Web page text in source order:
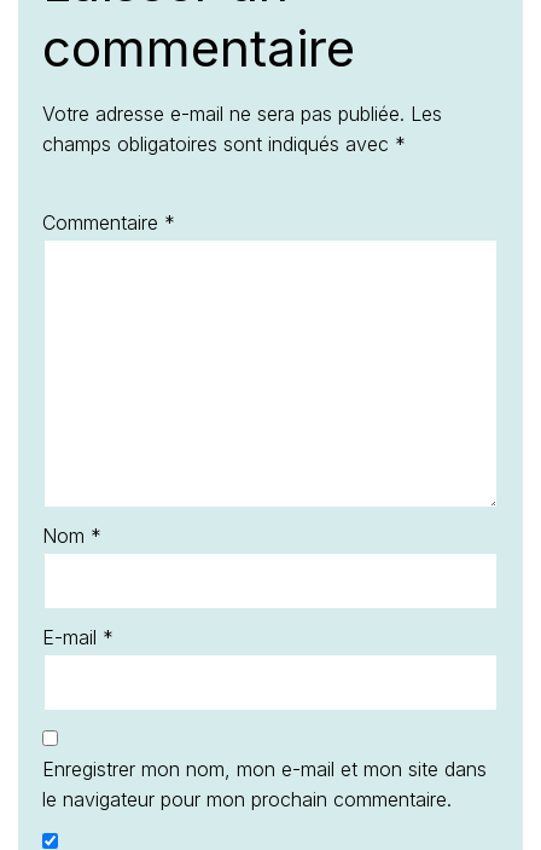
commentaire
Votre adresse e-mail ne sera pas publiée. Les
champs obligatoires sont indiqués avec *
Commentaire *
Nom *
E-mail *
Enregistrer mon nom, mon e-mail et mon site dans
le navigateur pour mon prochain commentaire.